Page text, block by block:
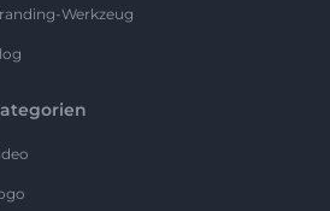
Werkzeug